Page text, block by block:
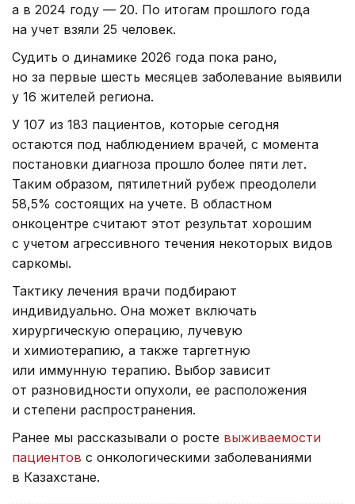
а в 2024 году — 20. По итогам прошлого года
на учет взяли 25 человек.
Судить о динамике 2026 года пока рано,
но за первые шесть месяцев заболевание выявили
у 16 жителей региона.
У 107 из 183 пациентов, которые сегодня
остаются под наблюдением врачей, с момента
постановки диагноза прошло более пяти лет.
Таким образом, пятилетний рубеж преодолели
58,5% состоящих на учете. В областном
онкоцентре считают этот результат хорошим
с учетом агрессивного течения некоторых видов
саркомы.
Тактику лечения врачи подбирают
индивидуально. Она может включать
хирургическую операцию, лучевую
и химиотерапию, а также таргетную
или иммунную терапию. Выбор зависит
от разновидности опухоли, ее расположения
и степени распространения.
Ранее мы рассказывали о росте выживаемости
пациентов с онкологическими заболеваниями
в Казахстане.